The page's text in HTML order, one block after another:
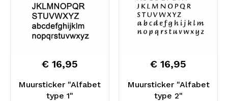
Muursticker "Alfabet
type 1"
€ 16,95
Muursticker "Alfabet
type 2"
€ 16,95